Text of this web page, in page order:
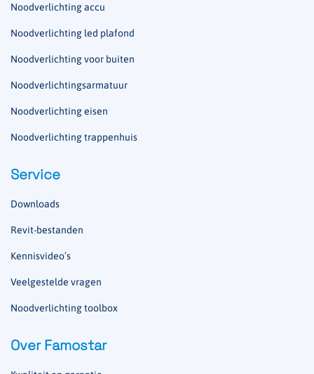
Noodverlichting accu
Noodverlichting led plafond
Noodverlichting voor buiten
Noodverlichtingsarmatuur
Noodverlichting eisen
Noodverlichting trappenhuis
Service
Downloads
Revit-bestanden
Kennisvideo’s
Veelgestelde vragen
Noodverlichting toolbox
Over Famostar